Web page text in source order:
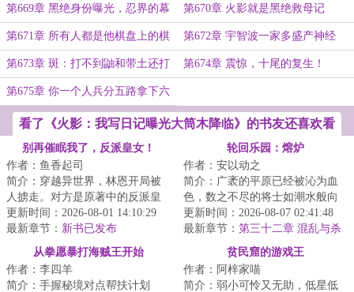
相，岸本的隐藏剧情？ 都是北原枫的阴谋论啦！
第669章 黑绝身份曝光，忍界的幕
后黑手！
第670章 火影就是黑绝救母记
第671章 所有人都是他棋盘上的棋
子
第672章 宇智波一家多盛产神经
病，直戳宇智波鼬肺管子
第673章 斑：打不到鼬和带土还打
不到你团藏吗？
第674章 震惊，十尾的复生！
第675章 你一个人兵分五路拿下六
道仙人！
看了《火影：我写日记曝光大筒木降临》的书友还喜欢看
别再催眠我了，反派皇女！
作者：鱼香起司
简介：穿越异世界，林恩开局被
人掳走。对方是原著中的反派皇
女，要拿他做催眠实验。为了活
命，林恩不得不...
更新时间：2026-08-01 14:10:29
最新章节： 新书已发布
轮回乐园：熔炉
作者：安以动之
简介：广袤的平原已经被沁为血
色，数之不尽的将士如潮水般向
徐岳涌去，却在临近时被一杆方
天画戟拍碎，化...
更新时间：2026-08-07 02:41:48
最新章节： 第三十二章 混乱与杀
从拳愿暴打海贼王开始
作者：李四羊
简介：手握秘境对点帮扶计划
贫民窟的游戏王
作者：阿梓家喵
简介：弱小可怜又无助，低星低